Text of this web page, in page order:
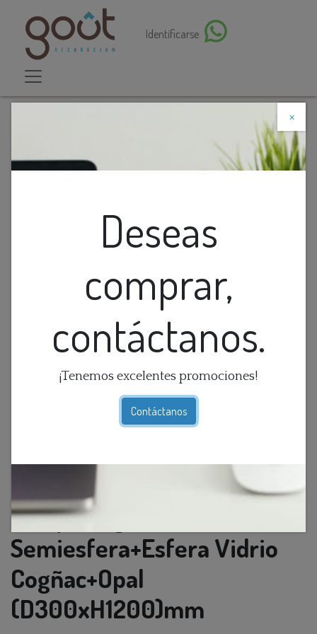
Identificarse
×
Deseas
comprar,
contáctanos.
¡Tenemos excelentes promociones!
Contáctanos
Descuento web
Lamp. Colg. 1L G9 Semiesfera+Esfera Vidrio
Lamp. Colg. 1L G9
Semiesfera+Esfera Vidrio
Cogñac+Opal
(D300xH1200)mm